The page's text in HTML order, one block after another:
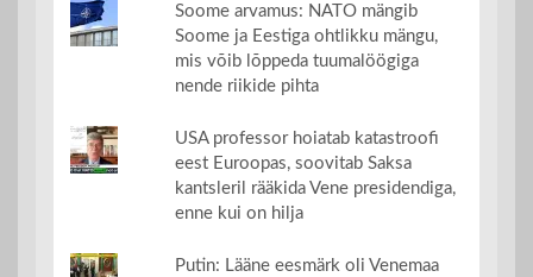
Soome arvamus: NATO mängib
Soome ja Eestiga ohtlikku mängu,
mis võib lõppeda tuumalöögiga
nende riikide pihta
USA professor hoiatab katastroofi
eest Euroopas, soovitab Saksa
kantsleril rääkida Vene presidendiga,
enne kui on hilja
Putin: Lääne eesmärk oli Venemaa